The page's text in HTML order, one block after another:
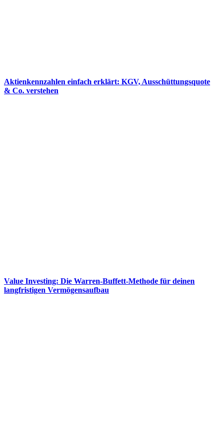
Aktienkennzahlen einfach erklärt: KGV, Ausschüttungsquote
& Co. verstehen
Value Investing: Die Warren-Buffett-Methode für deinen
langfristigen Vermögensaufbau